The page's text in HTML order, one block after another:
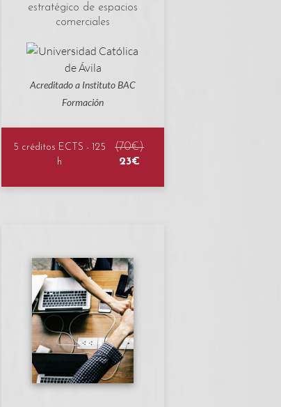
estratégico de espacios
comerciales
Acreditado a Instituto BAC
Formación
5 créditos ECTS - 125
h
(70€)
23€